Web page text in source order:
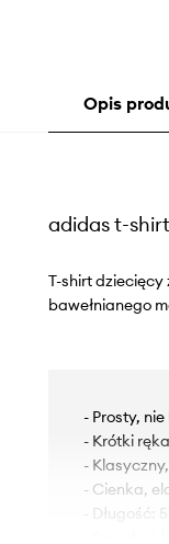
Opis
adidas t-
T-shirt
bawełnianego
- Prosty,
- Krótki
-
- Cienka,
- Długość: